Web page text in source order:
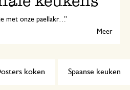
naar het Verre Oosten met ons stoommandje en eetstokjes!
Meer
koken Spaanse keuken